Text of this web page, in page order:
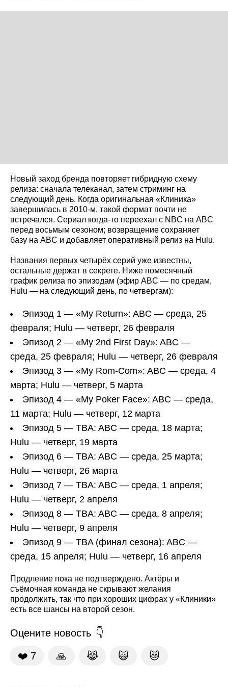
Новый заход бренда повторяет гибридную схему
релиза: сначала телеканал, затем стриминг на
следующий день. Когда оригинальная «Клиника»
завершилась в 2010‑м, такой формат почти не
встречался. Сериал когда‑то переехал с NBC на ABC
перед восьмым сезоном; возвращение сохраняет
базу на ABC и добавляет оперативный релиз на Hulu.
Названия первых четырёх серий уже известны,
остальные держат в секрете. Ниже помесячный
график релиза по эпизодам (эфир ABC — по средам,
Hulu — на следующий день, по четвергам):
Эпизод 1 — «My Return»: ABC — среда, 25
февраля; Hulu — четверг, 26 февраля
Эпизод 2 — «My 2nd First Day»: ABC —
среда, 25 февраля; Hulu — четверг, 26 февраля
Эпизод 3 — «My Rom-Com»: ABC — среда, 4
марта; Hulu — четверг, 5 марта
Эпизод 4 — «My Poker Face»: ABC — среда,
11 марта; Hulu — четверг, 12 марта
Эпизод 5 — TBA: ABC — среда, 18 марта;
Hulu — четверг, 19 марта
Эпизод 6 — TBA: ABC — среда, 25 марта;
Hulu — четверг, 26 марта
Эпизод 7 — TBA: ABC — среда, 1 апреля;
Hulu — четверг, 2 апреля
Эпизод 8 — TBA: ABC — среда, 8 апреля;
Hulu — четверг, 9 апреля
Эпизод 9 — TBA (финал сезона): ABC —
среда, 15 апреля; Hulu — четверг, 16 апреля
Продление пока не подтверждено. Актёры и
съёмочная команда не скрывают желания
продолжить, так что при хороших цифрах у «Клиники»
есть все шансы на второй сезон.
Оцените новость
❤️ 7 🙏 😹 🙀 😿